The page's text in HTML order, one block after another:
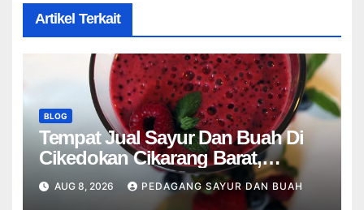
Artikel Terkait
BLOG
Tempat Jual Sayur Dan Buah Di
Cikedokan Cikarang Barat,
Karangsatu Karang Bahagia
Bekasi
AUG 8, 2026 PEDAGANG SAYUR DAN BUAH